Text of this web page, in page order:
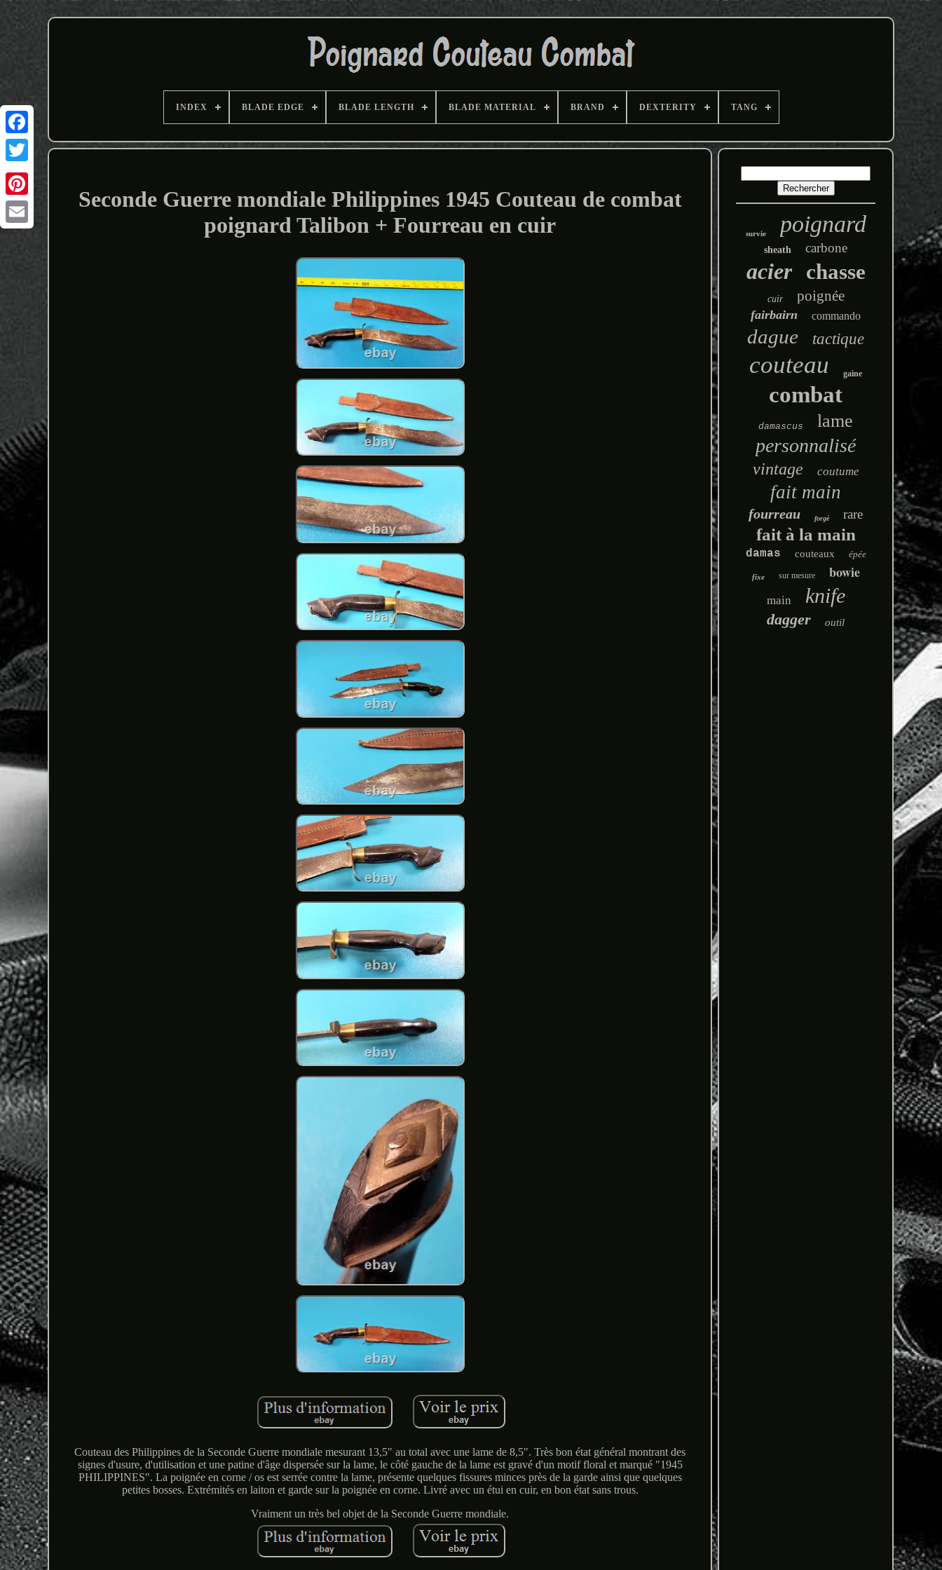
INDEX BLADE EDGE BLADE LENGTH BLADE MATERIAL BRAND DEXTERITY TANG
Seconde Guerre mondiale Philippines 1945 Couteau de combat
poignard Talibon + Fourreau en cuir
Couteau des Philippines de la Seconde Guerre mondiale mesurant 13,5" au total avec une lame de 8,5". Très bon état général montrant des
signes d'usure, d'utilisation et une patine d'âge dispersée sur la lame, le côté gauche de la lame est gravé d'un motif floral et marqué "1945
PHILIPPINES". La poignée en corne / os est serrée contre la lame, présente quelques fissures minces près de la garde ainsi que quelques
petites bosses. Extrémités en laiton et garde sur la poignée en corne. Livré avec un étui en cuir, en bon état sans trous.
Vraiment un très bel objet de la Seconde Guerre mondiale.
survie poignard
sheath carbone
acier chasse
cuir poignée
fairbairn commando
dague tactique
couteau gaine
combat
damascus lame
personnalisé
vintage coutume
fait main
fourreau forgé rare
fait à la main
damas couteaux épée
fixe sur mesure bowie
main knife
dagger outil